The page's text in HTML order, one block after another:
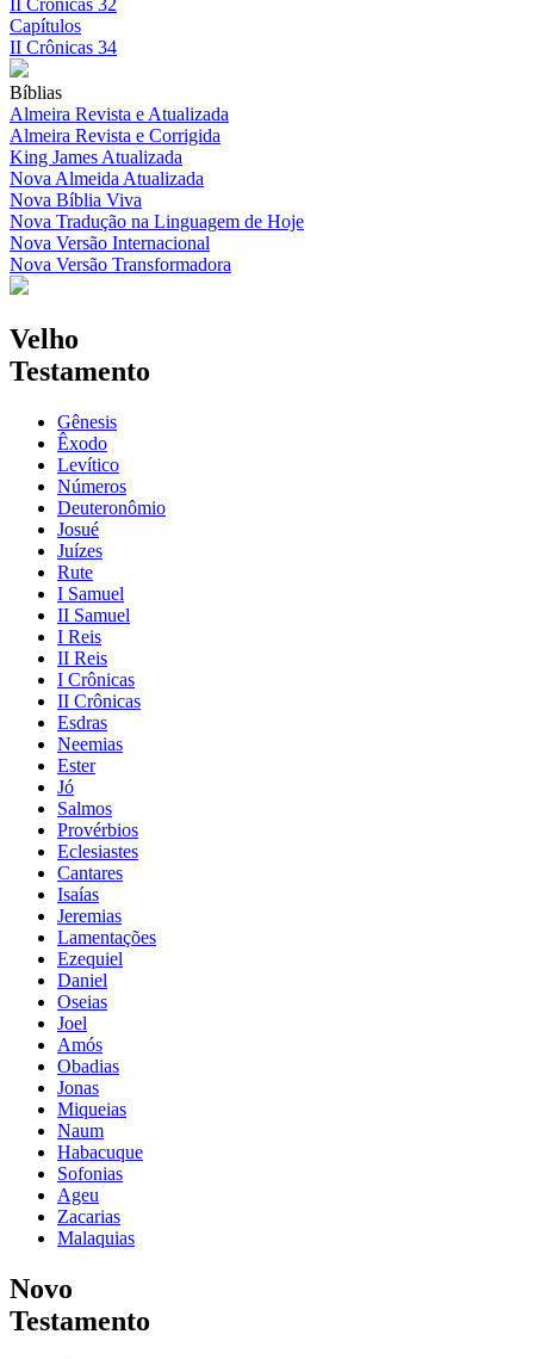
II Crônicas 32
Capítulos
II Crônicas 34
Bíblias
Almeira Revista e Atualizada
Almeira Revista e Corrigida
King James Atualizada
Nova Almeida Atualizada
Nova Bíblia Viva
Nova Tradução na Linguagem de Hoje
Nova Versão Internacional
Nova Versão Transformadora
Velho
Testamento
Gênesis
Êxodo
Levítico
Números
Deuteronômio
Josué
Juízes
Rute
I Samuel
II Samuel
I Reis
II Reis
I Crônicas
II Crônicas
Esdras
Neemias
Ester
Jó
Salmos
Provérbios
Eclesiastes
Cantares
Isaías
Jeremias
Lamentações
Ezequiel
Daniel
Oseias
Joel
Amós
Obadias
Jonas
Miqueias
Naum
Habacuque
Sofonias
Ageu
Zacarias
Malaquias
Novo
Testamento